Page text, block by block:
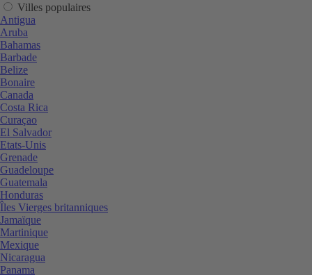
Villes populaires
Antigua
Aruba
Bahamas
Barbade
Belize
Bonaire
Canada
Costa Rica
Curaçao
El Salvador
Etats-Unis
Grenade
Guadeloupe
Guatemala
Honduras
Îles Vierges britanniques
Jamaïque
Martinique
Mexique
Nicaragua
Panama